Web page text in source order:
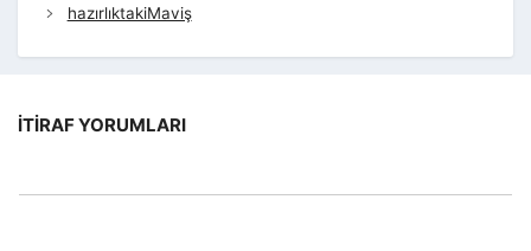
hazırlıktakiMaviş
İTIRAF YORUMLARI